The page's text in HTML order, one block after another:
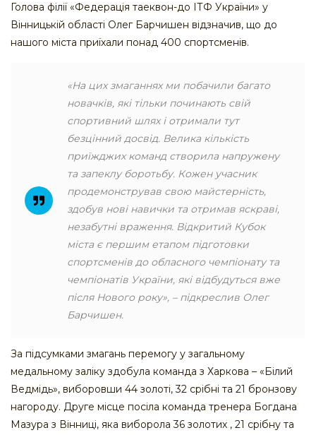
Голова філії «Федерація таеквон-до ІТФ України» у
Вінницькій області Олег Барчишен відзначив, що до
нашого міста приїхали понад 400 спортсменів.
«На цих змаганнях ми побачили багато
новачків, які тільки починають свій
спортивний шлях і отримали тут
безцінний досвід. Велика кількість
приїжджих команд створила напружену
та запеклу боротьбу. Кожен учасник
продемонстрував свою майстерність,
здобув нові навички та отримав яскраві,
незабутні враження. Відкритий Кубок
міста є першим етапом підготовки
спортсменів до обласного чемпіонату та
чемпіонатів України, які відбудуться вже
після Нового року», – підкреслив Олег
Барчишен.
За підсумками змагань перемогу у загальному
медальному заліку здобула команда з Харкова – «Білий
Ведмідь», виборовши 44 золоті, 32 срібні та 21 бронзову
нагороду. Друге місце посіла команда тренера Богдана
Мазура з Вінниці, яка виборола 36 золотих , 21 срібну та